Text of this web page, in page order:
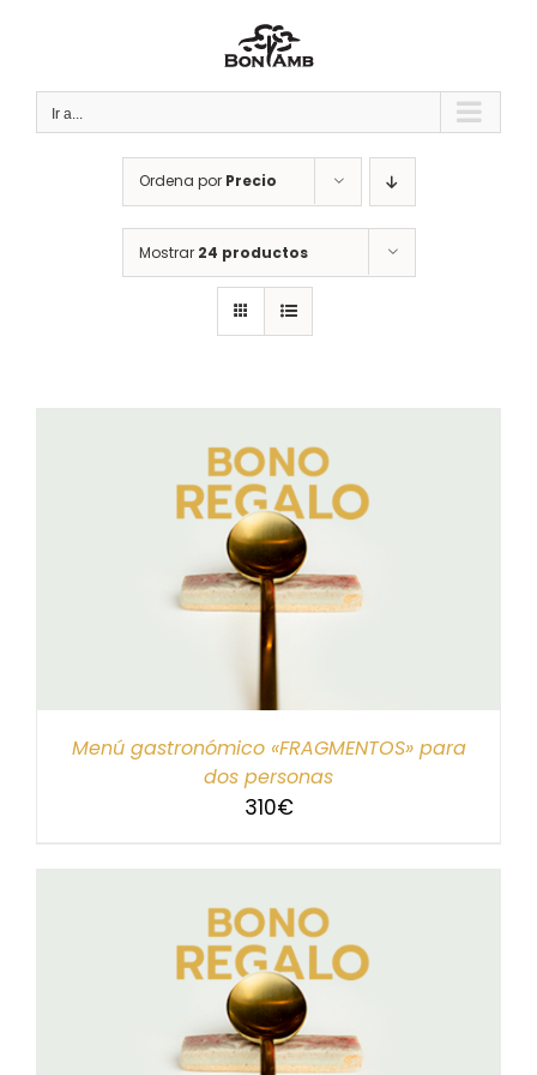
Ir a...
Ordena por Precio
Mostrar 24 productos
Menú gastronómico «FRAGMENTOS» para
dos personas
310€